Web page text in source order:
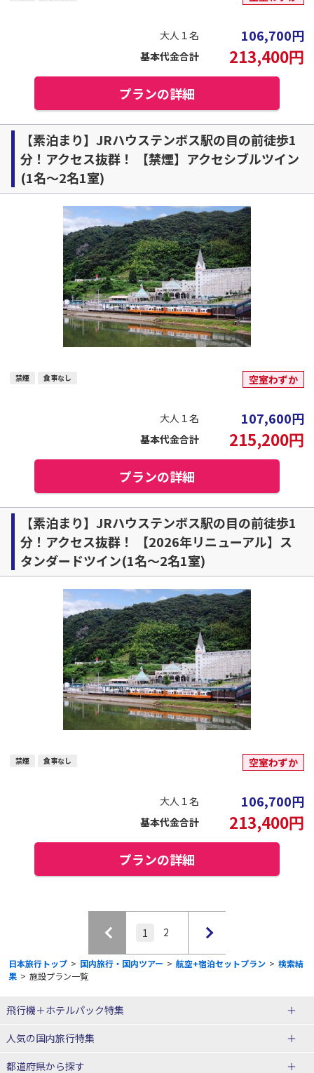
大人１名 106,700円
基本代金合計 213,400円
プランの詳細
【素泊まり】JRハウステンボス駅の目の前徒歩1
分！アクセス抜群！ 【禁煙】アクセシブルツイン
(1名～2名1室)
禁煙 食事なし 空室わずか
大人１名 107,600円
基本代金合計 215,200円
プランの詳細
【素泊まり】JRハウステンボス駅の目の前徒歩1
分！アクセス抜群！ 【2026年リニューアル】ス
タンダードツイン(1名～2名1室)
禁煙 食事なし 空室わずか
大人１名 106,700円
基本代金合計 213,400円
プランの詳細
1 2
日本旅行トップ > 国内旅行・国内ツアー > 航空+宿泊セットプラン > 検索結
果 > 施設プラン一覧
飛行機＋ホテルパック特集
赤い風船ダイナミックパッケージ
ＪＡＬで行く飛行機+ホテルパック
人気の国内旅行特集
東京ディズニーリゾート®への旅
ユニバーサル・スタジオ・ジャパ
都道府県から探す